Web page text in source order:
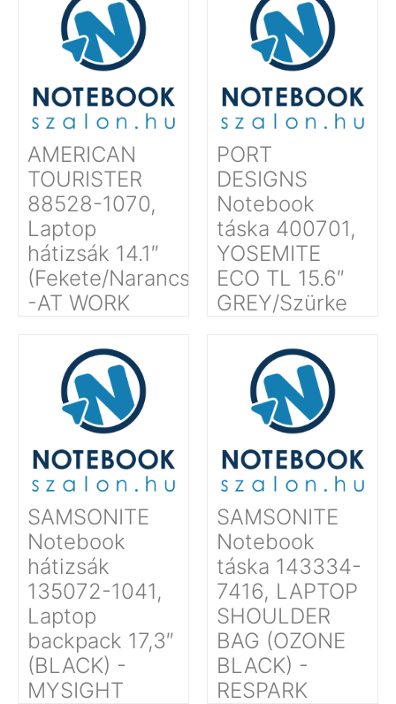
AMERICAN
TOURISTER
88528-1070,
Laptop
hátizsák 14.1″
(Fekete/Narancssárga)
-AT WORK
PORT
DESIGNS
Notebook
táska 400701,
YOSEMITE
ECO TL 15.6″
GREY/Szürke
SAMSONITE
Notebook
hátizsák
135072-1041,
Laptop
backpack 17,3″
(BLACK) -
MYSIGHT
SAMSONITE
Notebook
táska 143334-
7416, LAPTOP
SHOULDER
BAG (OZONE
BLACK) -
RESPARK